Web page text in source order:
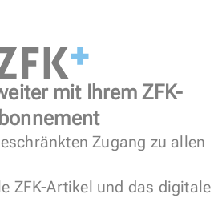
mit Ihrem ZFK-
Zugang zu allen
ZFK-Artikel und das digitale